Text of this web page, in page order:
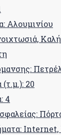
Αλουμινίου
20
4
Internet,